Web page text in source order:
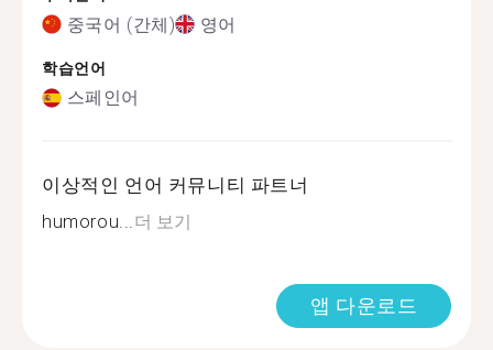
중국어 (간체) 영어
학습언어
스페인어
이상적인 언어 커뮤니티 파트너
humorou...더 보기
앱 다운로드